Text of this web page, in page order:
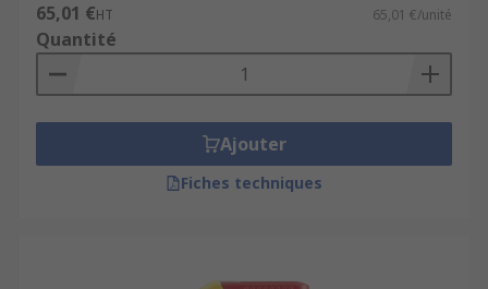
65,01 €HT 65,01 €/unité
Quantité
Ajouter
Fiches techniques